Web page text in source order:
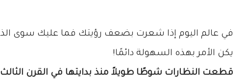
في عالم اليوم إذا شعرت بضعف رؤيتك فما عليك سوى
يكن الأمر بهذه السهولة دائمًا!
قطعت النظارات شوطًا طويلاً منذ بدايتها في القرن